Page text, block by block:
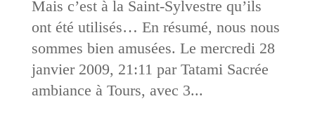
Mais c’est à la Saint-Sylvestre qu’ils
ont été utilisés… En résumé, nous nous
sommes bien amusées. Le mercredi 28
janvier 2009, 21:11 par Tatami Sacrée
ambiance à Tours, avec 3...